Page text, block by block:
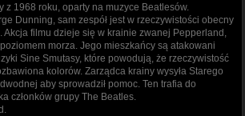
z 1968 roku, oparty na muzyce Beatlesów.
Dunning, sam zespół jest w rzeczywistości obecny
Akcja filmu dzieje się w krainie zwanej Pepperland,
morza. Jego mieszkańcy są atakowani
Sine Smutasy, które powodują, że rzeczywistość
kolorów. Zarządca krainy wysyła Starego
aby sprowadził pomoc. Ten trafia do
członków grupy The Beatles.